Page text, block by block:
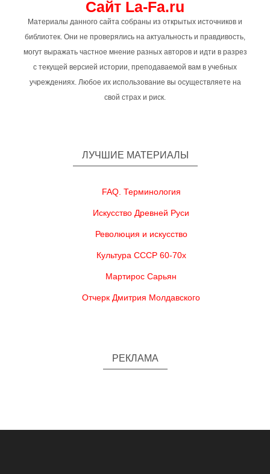
Сайт La-Fa.ru
Материалы данного сайта собраны из открытых источников и
библиотек. Они не проверялись на актуальность и правдивость,
могут выражать частное мнение разных авторов и идти в разрез
с текущей версией истории, преподаваемой вам в учебных
учреждениях. Любое их использование вы осуществляете на
свой страх и риск.
ЛУЧШИЕ МАТЕРИАЛЫ
FAQ. Терминология
Искусство Древней Руси
Революция и искусство
Культура СССР 60-70х
Мартирос Сарьян
Отчерк Дмитрия Молдавского
РЕКЛАМА